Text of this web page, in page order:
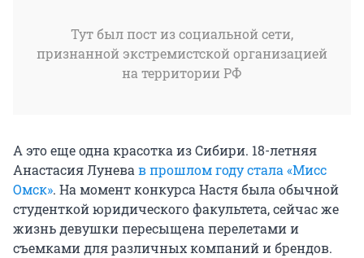
Тут был пост из социальной сети,
признанной экстремистской организацией
на территории РФ
А это еще одна красотка из Сибири. 18-летняя
Анастасия Лунева в прошлом году стала «Мисс
Омск». На момент конкурса Настя была обычной
студенткой юридического факультета, сейчас же
жизнь девушки пересыщена перелетами и
съемками для различных компаний и брендов.